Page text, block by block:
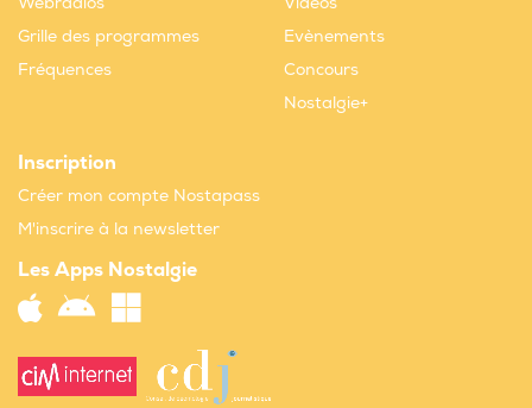
Grille des programmes
Fréquences
Evènements
Concours
Nostalgie+
Inscription
Créer mon compte Nostapass
M'inscrire à la newsletter
Les Apps Nostalgie